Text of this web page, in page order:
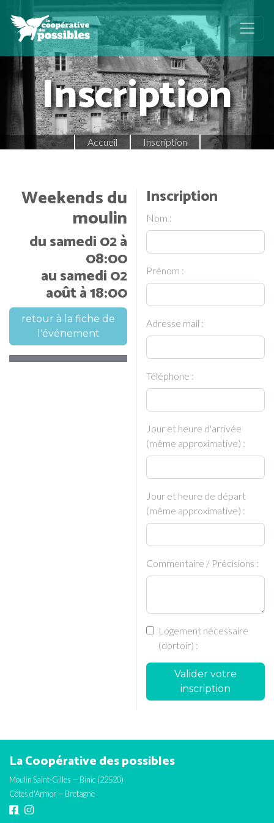
Inscription
Accueil Inscription
Weekends du
moulin
du samedi 02 à
08:00
au samedi 02
août à 18:00
retour à la fiche de
l'événement
Inscription
Nom :
Prénom :
Adresse mail :
Téléphone :
Jour et heure d'arrivée
(même approximative) :
Jour et heure de départ
(même approximative) :
Commentaire / Précisions :
Logement nécessaire
(dortoir) :
Valider votre
inscription
La Coopérative des possibles
Moulin Saint-Gilles — Binic (22520)
Côtes d'Armor — Bretagne